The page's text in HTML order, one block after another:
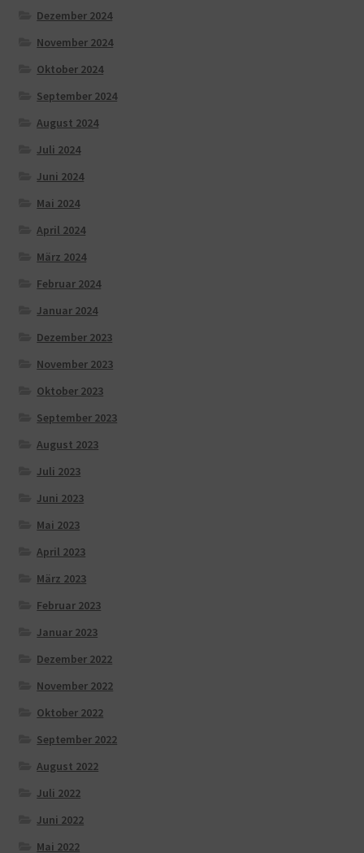
Dezember 2024
November 2024
Oktober 2024
September 2024
August 2024
Juli 2024
Juni 2024
Mai 2024
April 2024
März 2024
Februar 2024
Januar 2024
Dezember 2023
November 2023
Oktober 2023
September 2023
August 2023
Juli 2023
Juni 2023
Mai 2023
April 2023
März 2023
Februar 2023
Januar 2023
Dezember 2022
November 2022
Oktober 2022
September 2022
August 2022
Juli 2022
Juni 2022
Mai 2022